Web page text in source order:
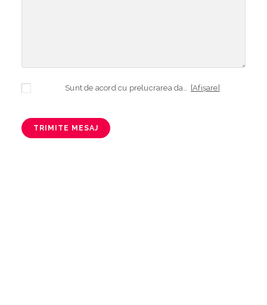
[Afișare]
TRIMITE MESAJ